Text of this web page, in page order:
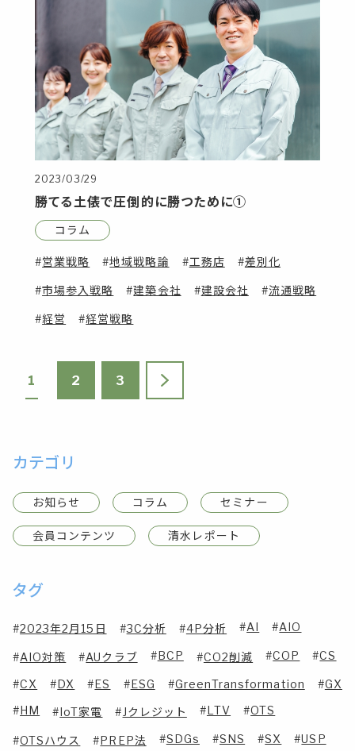
2023/03/29
勝てる土俵で圧倒的に勝つために①
コラム
営業戦略 地域戦略論 工務店 差別化
市場参入戦略 建築会社 建設会社 流通戦略
経営 経営戦略
1 2 3
カテゴリ
お知らせ コラム セミナー
会員コンテンツ 清水レポート
タグ
2023年2月15日 3C分析 4P分析 AI AIO
AIO対策 AUクラブ BCP CO2削減 COP CS
CX DX ES ESG GreenTransformation
GX
HM
IoT家電 Jクレジット LTV OTS
OTSハウス PREP法 SDGs SNS SX USP